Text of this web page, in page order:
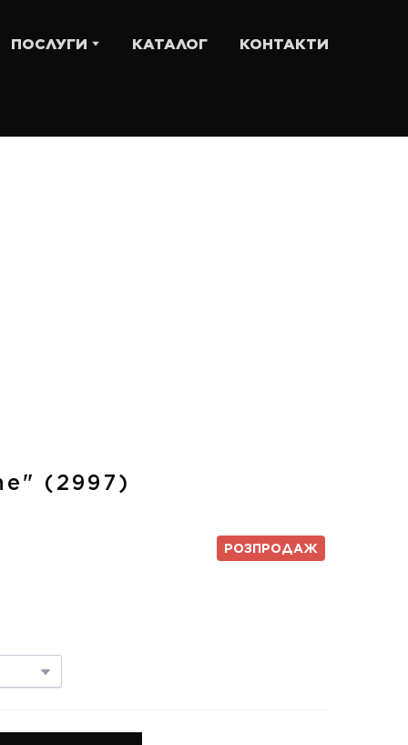
ПОСЛУГИ КАТАЛОГ КОНТАКТИ
(2997)
РОЗПРОДАЖ